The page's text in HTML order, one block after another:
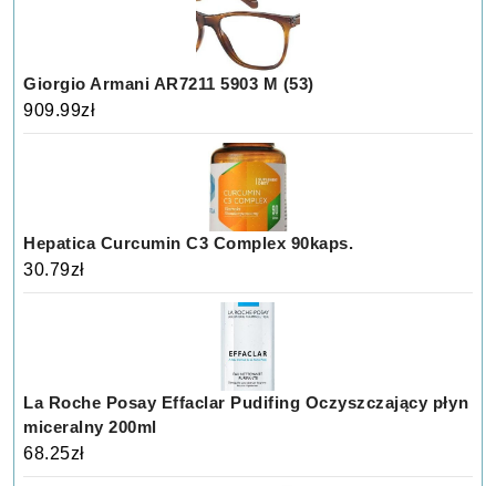
Giorgio Armani AR7211 5903 M (53)
909.99zł
Hepatica Curcumin C3 Complex 90kaps.
30.79zł
La Roche Posay Effaclar Pudifing Oczyszczający płyn
miceralny 200ml
68.25zł